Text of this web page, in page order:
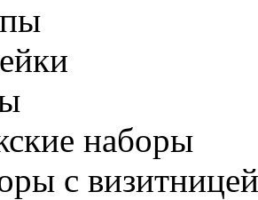
наборы
с визитницей